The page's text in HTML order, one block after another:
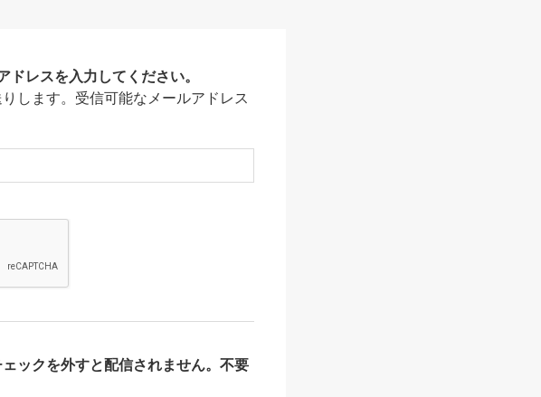
レスを入力してください。
します。受信可能なメールアドレス
ックを外すと配信されません。不要